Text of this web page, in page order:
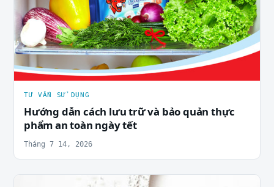
TƯ VẤN SỬ DỤNG
Hướng dẫn cách lưu trữ và bảo quản thực
phẩm an toàn ngày tết
Tháng 7 14, 2026